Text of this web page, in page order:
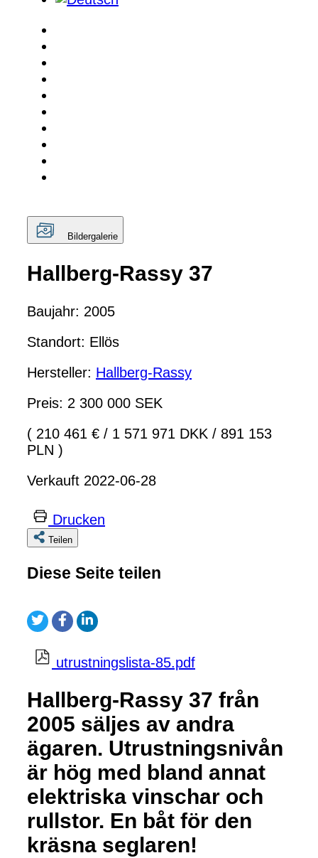
Bildergalerie
Hallberg-Rassy 37
Baujahr: 2005
Standort: Ellös
Hersteller: Hallberg-Rassy
Preis: 2 300 000 SEK
( 210 461 € / 1 571 971 DKK / 891 153
PLN )
Verkauft 2022-06-28
Drucken
Teilen
Diese Seite teilen
utrustningslista-85.pdf
Hallberg-Rassy 37 från
2005 säljes av andra
ägaren. Utrustningsnivån
är hög med bland annat
elektriska vinschar och
rullstor. En båt för den
kräsna seglaren!